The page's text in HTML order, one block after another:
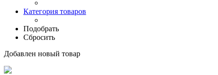
Категория товаров
Подобрать
Сбросить
Добавлен новый товар